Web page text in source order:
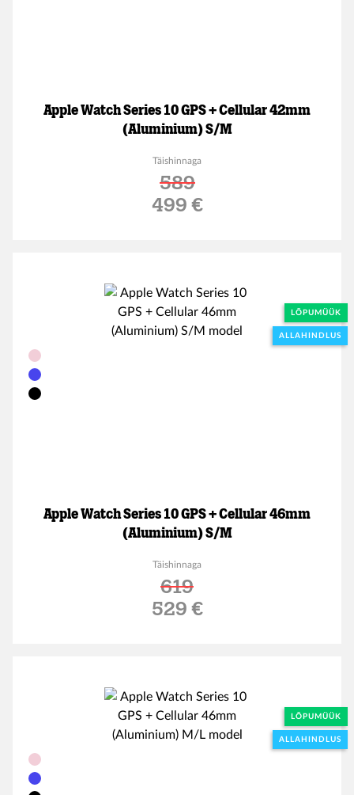
Apple Watch Series 10 GPS + Cellular 42mm
(Aluminium) S/M
Täishinnaga
589
Soodushind
499 €
LÕPUMÜÜK
ALLAHINDLUS
Apple Watch Series 10 GPS + Cellular 46mm
(Aluminium) S/M
Täishinnaga
619
Soodushind
529 €
LÕPUMÜÜK
ALLAHINDLUS